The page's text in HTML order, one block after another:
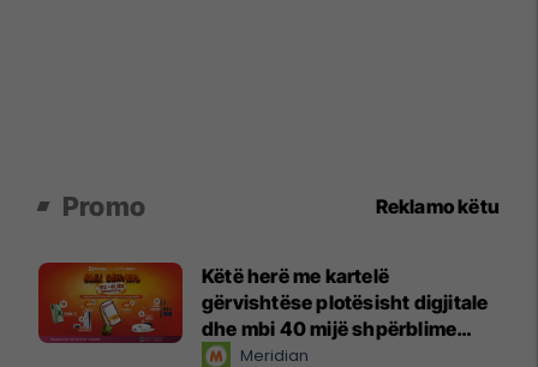
Promo Reklamo këtu
Këtë herë me kartelë
gërvishtëse plotësisht digjitale
dhe mbi 40 mijë shpërblime
instant!Meridian